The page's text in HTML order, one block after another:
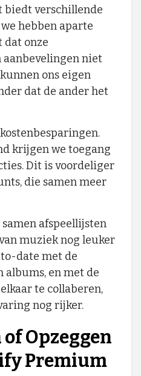
biedt verschillende
hebben aparte
dat onze
niet
ons eigen
dat de ander het
krijgen we toegang
Dit is voordeliger
die samen meer
afspeellijsten
muziek nog leuker
date met de
en met de
te collaberen,
nog rijker.
Opzeggen
Premium